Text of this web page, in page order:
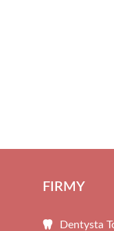
FIRMY
Dentysta